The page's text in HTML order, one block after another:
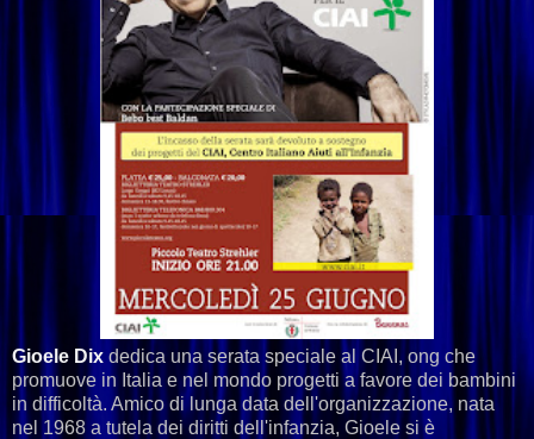
Gioele Dix dedica una serata speciale al CIAI, ong che
promuove in Italia e nel mondo progetti a favore dei bambini
in difficoltà. Amico di lunga data dell'organizzazione, nata
nel 1968 a tutela dei diritti dell'infanzia, Gioele si è